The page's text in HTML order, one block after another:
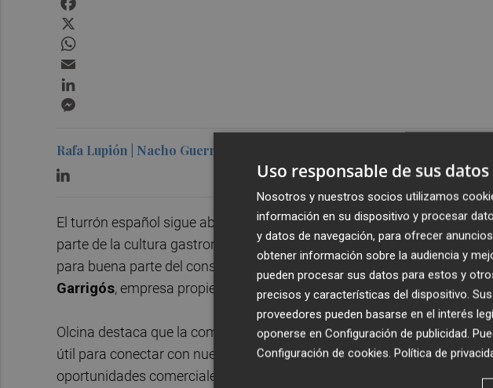
Rafa Lupión | Nacho Guerrero
El turrón español sigue abriéndose paso en los mercados
parte de la cultura gastronómica navideña como en destinos donde
para buena parte del consumidor. Así lo explica
, Export
Garrigós, empresa propietaria de la marca Castillo de Jijona, en
Olcina destaca que la compañía lleva años participando en este
útil para conectar con nuevos compradores, reencontrarse con
oportunidades comerciales en distintos mercados. Según explica,
Uso responsable de sus datos
Nosotros y nuestros socios utilizamos
información en su dispositivo y procesar
y datos de navegación, para ofrecer
obtener información sobre la audiencia y
pueden procesar sus datos para estos y
precisos y características del dispositivo.
proveedores pueden basarse en el interés
oponerse en Configuración de publicidad.
Configuración de cookies. Política de